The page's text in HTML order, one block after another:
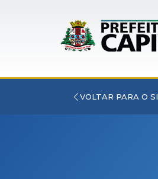
VOLTAR PARA O